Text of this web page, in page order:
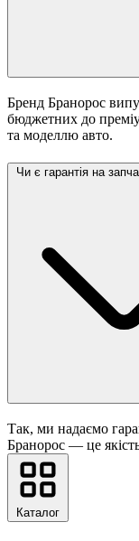
Бренд Бранорос
бюджетних до
та моделлю авто.
Чи є гарантія на
Так, ми надаємо
Бранорос — це
Каталог